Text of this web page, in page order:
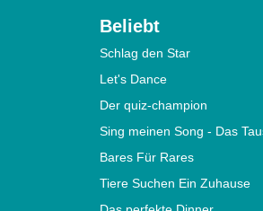
Beliebt
Schlag den Star
Let's Dance
Der quiz-champion
Sing meinen Song - Das
Bares Für Rares
Tiere Suchen Ein Zuhause